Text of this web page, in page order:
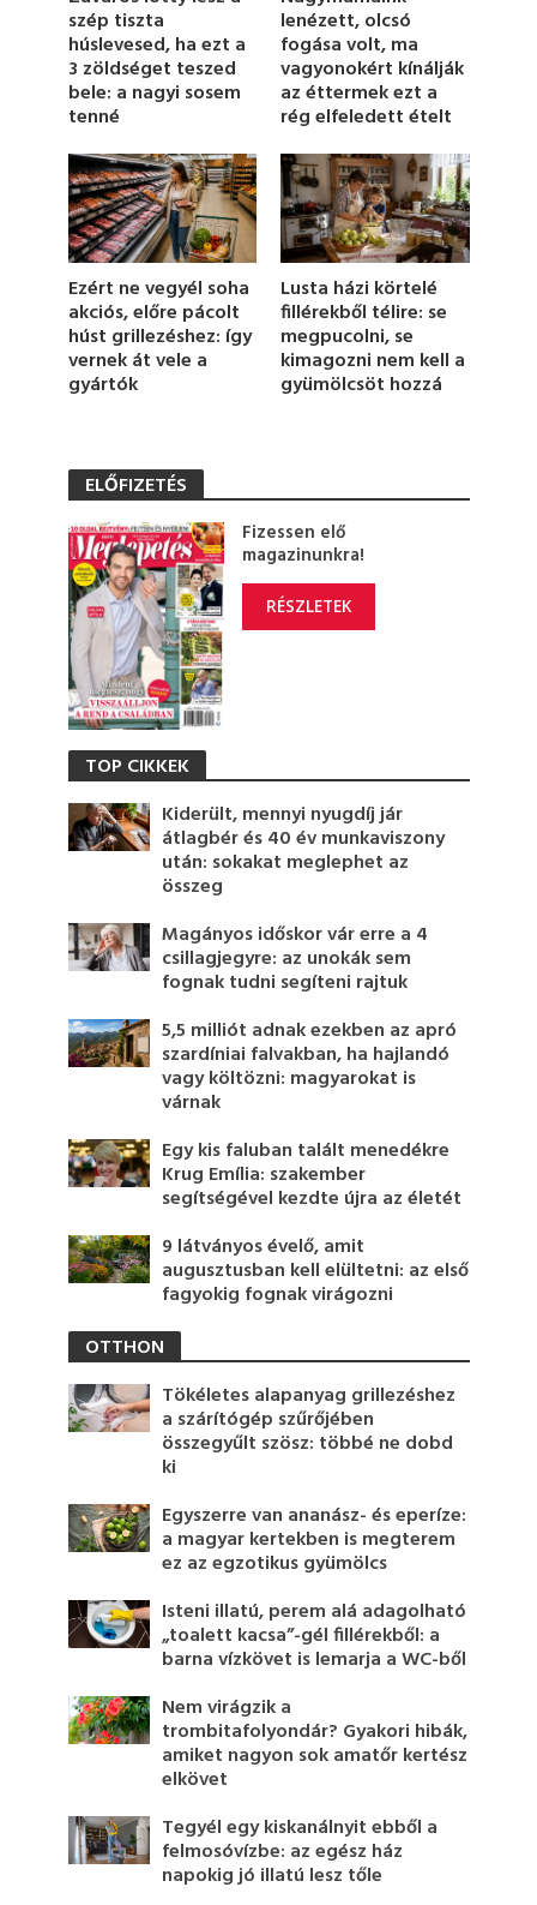
s
e
c
o
n
d
szép tiszta
húslevesed, ha ezt a
3 zöldséget teszed
bele: a nagyi sosem
tenné
lenézett, olcsó
fogása volt, ma
vagyonokért kínálják
az éttermek ezt a
rég elfeledett ételt
Ezért ne vegyél soha
akciós, előre pácolt
húst grillezéshez: így
vernek át vele a
gyártók
Lusta házi körtelé
fillérekből télire: se
megpucolni, se
kimagozni nem kell a
gyümölcsöt hozzá
ELŐFIZETÉS
Fizessen elő
magazinunkra!
RÉSZLETEK
TOP CIKKEK
Kiderült, mennyi nyugdíj jár
átlagbér és 40 év munkaviszony
után: sokakat meglephet az
összeg
Magányos időskor vár erre a 4
csillagjegyre: az unokák sem
fognak tudni segíteni rajtuk
5,5 milliót adnak ezekben az apró
szardíniai falvakban, ha hajlandó
vagy költözni: magyarokat is
várnak
Egy kis faluban talált menedékre
Krug Emília: szakember
segítségével kezdte újra az életét
9 látványos évelő, amit
augusztusban kell elültetni: az első
fagyokig fognak virágozni
OTTHON
Tökéletes alapanyag grillezéshez
a szárítógép szűrőjében
összegyűlt szösz: többé ne dobd
ki
Egyszerre van ananász- és eperíze:
a magyar kertekben is megterem
ez az egzotikus gyümölcs
Isteni illatú, perem alá adagolható
„toalett kacsa”-gél fillérekből: a
barna vízkövet is lemarja a WC-ből
Nem virágzik a
trombitafolyondár? Gyakori hibák,
amiket nagyon sok amatőr kertész
elkövet
Tegyél egy kiskanálnyit ebből a
felmosóvízbe: az egész ház
napokig jó illatú lesz tőle